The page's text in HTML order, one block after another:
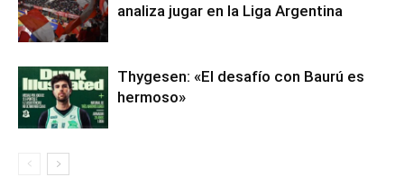
analiza jugar en la Liga Argentina
Thygesen: «El desafío con Baurú es
hermoso»